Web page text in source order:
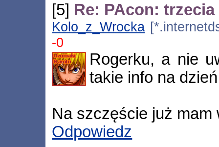
[5] Re: PAcon:
Kolo_z_Wrocka
-0
Rogerku, a nie
takie info na
Na szczęście już mam
Odpowiedz